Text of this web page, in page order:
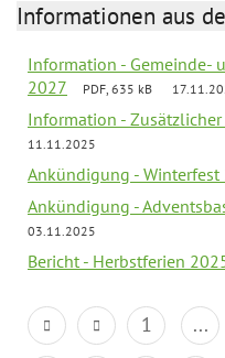
Informationen aus
Information - Gemeinde-
2027
PDF, 635 kB
Information -
11.11.2025
Ankündigung - Winterfest
Ankündigung -
03.11.2025
Bericht - Herbstferien
1 ...